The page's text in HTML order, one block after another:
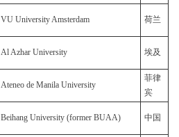
VU University Amsterdam 荷兰
Al Azhar University 埃及
Ateneo de Manila University
菲律
宾
Beihang University (former BUAA) 中国